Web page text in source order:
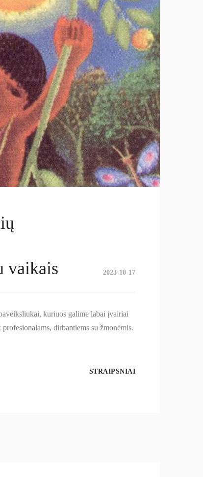
vaikais
2023-10-17
kuriuos galime labai įvairiai
dirbantiems su žmonėmis.
STRAIPSNIAI